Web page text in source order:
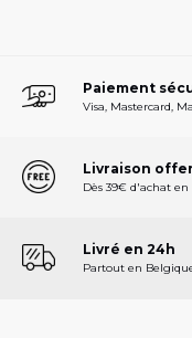
Paiement
Visa, Mastercard,
Livraison
Dès 39€ d'achat
Livré en 24h
Partout en